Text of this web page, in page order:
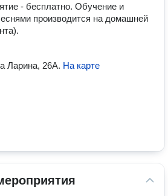
- бесплатно. Обучение и
производится на домашней
Ларина, 26А. На карте